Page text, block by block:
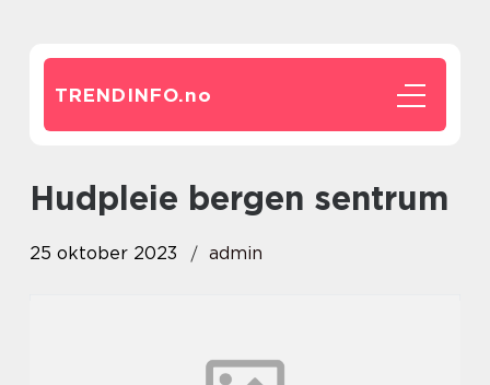
TRENDINFO.no
hudpleie bergen sentrum
25 oktober 2023 admin